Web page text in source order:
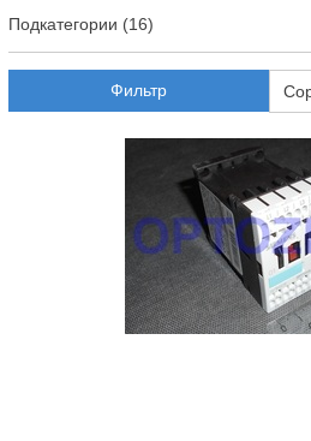
Подкатегории (16)
Фильтр